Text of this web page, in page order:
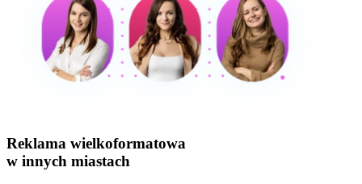
Reklama wielkoformatowa
w innych miastach